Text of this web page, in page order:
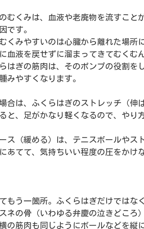
むくみは、血液や老廃物を流すこと
です。
くみやすいのは心臓から離れた場所
血液を戻せずに溜まってきてむくむ
はぎの筋肉は、そのポンプの役割を
みやすくなります。
合は、ふくらはぎのストレッチ（伸
と、足がかなり軽くなるので、やり
ス（緩める）は、テニスボールやス
あてて、気持ちいい程度の圧をかけ
もう一箇所。ふくらはぎだけではなく
ネの骨（いわゆる弁慶の泣きどころ
の筋肉も同じようにボールなどを縦